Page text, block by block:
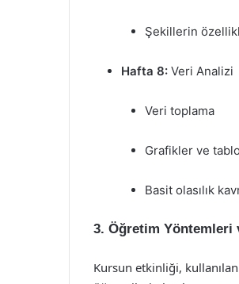
Şekillerin
Hafta 8: Veri Analizi
Veri toplama
Grafikler ve
Basit olasılık
3. Öğretim Yöntemleri
Kursun etkinliği,